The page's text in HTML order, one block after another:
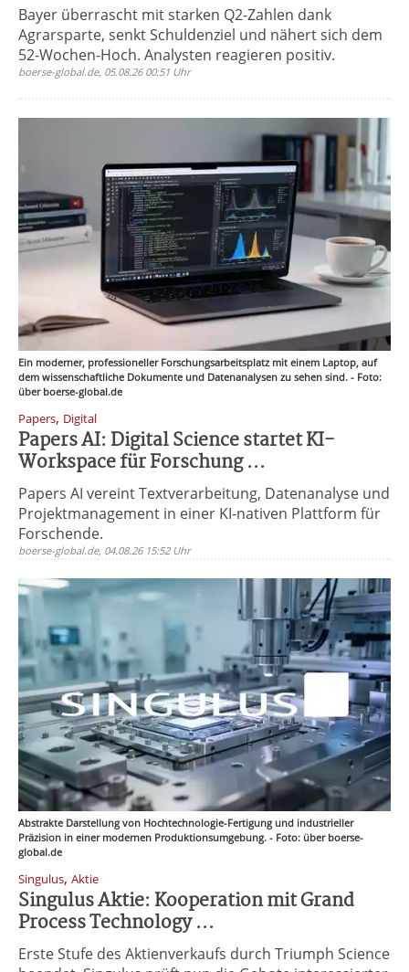
Bayer überrascht mit starken Q2-Zahlen dank
Agrarsparte, senkt Schuldenziel und nähert sich dem
52-Wochen-Hoch. Analysten reagieren positiv.
boerse-global.de, 05.08.26 00:51 Uhr
Ein moderner, professioneller Forschungsarbeitsplatz mit einem Laptop, auf
dem wissenschaftliche Dokumente und Datenanalysen zu sehen sind. - Foto:
über boerse-global.de
Papers, Digital
Papers AI: Digital Science startet KI-
Workspace für Forschung ...
Papers AI vereint Textverarbeitung, Datenanalyse und
Projektmanagement in einer KI-nativen Plattform für
Forschende.
boerse-global.de, 04.08.26 15:52 Uhr
Abstrakte Darstellung von Hochtechnologie-Fertigung und industrieller
Präzision in einer modernen Produktionsumgebung. - Foto: über boerse-
global.de
Singulus, Aktie
Singulus Aktie: Kooperation mit Grand
Process Technology ...
Erste Stufe des Aktienverkaufs durch Triumph Science